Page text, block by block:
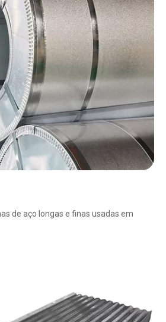
de aço longas e finas usadas em